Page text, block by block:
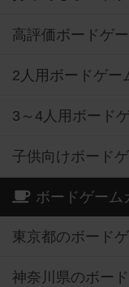
高評価ボードゲ
2人用ボードゲー
3～4人用ボード
子供向けボード
ボードゲーム
東京都のボード
神奈川県のボー